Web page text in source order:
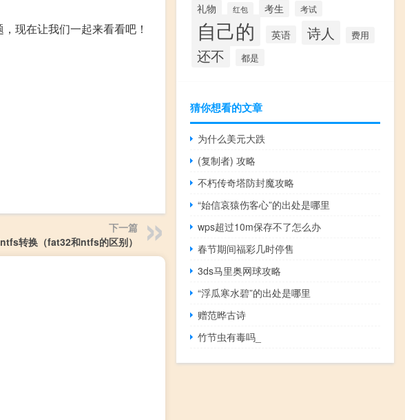
现在让我们一起来看看吧！
下一篇
转换（fat32和ntfs的区别）
礼物 红包 考生 考试
自己的 英语 诗人 费用
还不 都是
猜你想看的文章
为什么美元大跌
(复制者) 攻略
不朽传奇塔防封魔攻略
“始信哀猿伤客心”的出处是哪里
wps超过10m保存不了怎么办
春节期间福彩几时停售
3ds马里奥网球攻略
“浮瓜寒水碧”的出处是哪里
赠范晔古诗
竹节虫有毒吗_